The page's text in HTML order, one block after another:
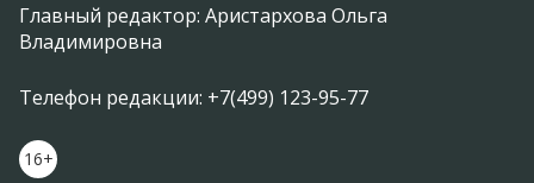
Главный редактор: Аристархова Ольга
Владимировна
Телефон редакции: +7(499) 123-95-77
16+